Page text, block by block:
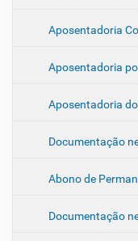
Aposentadoria
Aposentadoria
Aposentadoria
Documentação
Abono de
Documentação